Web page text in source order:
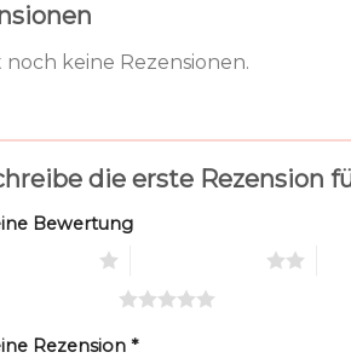
noch keine Rezensionen.
die erste Rezension
Bewertung
Rezension *